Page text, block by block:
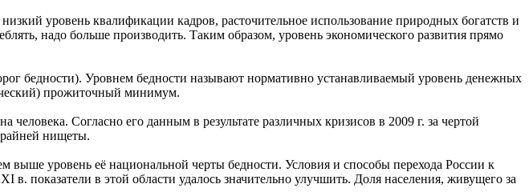
уровень квалификации кадров, расточительное использование природных богатств и
надо больше производить. Таким образом, уровень экономического развития прямо
бедности). Уровнем бедности называют нормативно устанавливаемый уровень денежных
прожиточный минимум.
Согласно его данным в результате различных кризисов в 2009 г. за чертой
нищеты.
выше уровень её национальной черты бедности. Условия и способы перехода России к
показатели в этой области удалось значительно улучшить. Доля населения, живущего за